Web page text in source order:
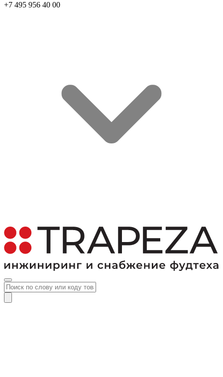
+7 495 956 40 00